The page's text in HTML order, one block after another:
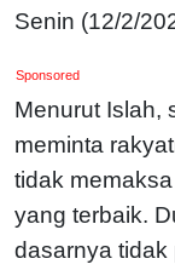
Senin (12/2/
Sponsored
Menurut Islah,
meminta
tidak
yang terbaik.
dasarnya